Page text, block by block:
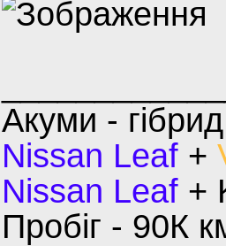
Акуми -
Nissan Leaf +
Nissan Leaf +
Пробіг - 90К